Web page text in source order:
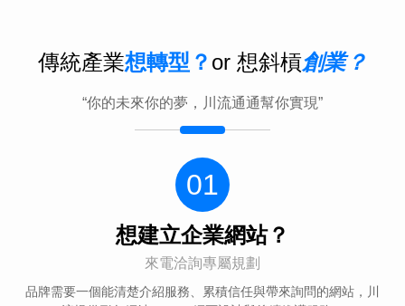
傳統產業想轉型？ or 想斜槓創業？
“你的未來你的夢，川流通通幫你實現”
01
想建立企業網站？
來電洽詢專屬規劃
品牌需要一個能清楚介紹服務、累積信任與帶來詢問的網站，川